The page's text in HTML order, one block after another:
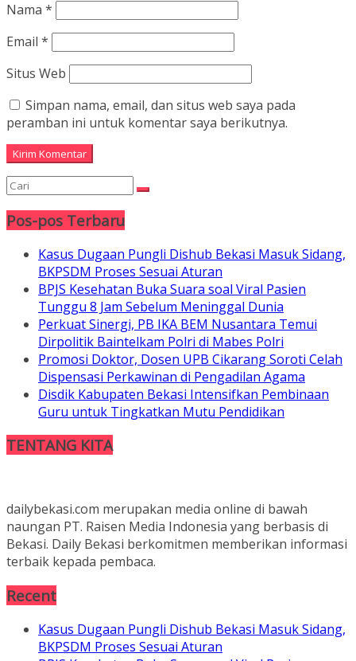
Nama *
Email *
Situs Web
Simpan nama, email, dan situs web saya pada
peramban ini untuk komentar saya berikutnya.
Pos-pos Terbaru
Kasus Dugaan Pungli Dishub Bekasi Masuk Sidang,
BKPSDM Proses Sesuai Aturan
BPJS Kesehatan Buka Suara soal Viral Pasien
Tunggu 8 Jam Sebelum Meninggal Dunia
Perkuat Sinergi, PB IKA BEM Nusantara Temui
Dirpolitik Baintelkam Polri di Mabes Polri
Promosi Doktor, Dosen UPB Cikarang Soroti Celah
Dispensasi Perkawinan di Pengadilan Agama
Disdik Kabupaten Bekasi Intensifkan Pembinaan
Guru untuk Tingkatkan Mutu Pendidikan
TENTANG KITA
dailybekasi.com merupakan media online di bawah
naungan PT. Raisen Media Indonesia yang berbasis di
Bekasi. Daily Bekasi berkomitmen memberikan informasi
terbaik kepada pembaca.
Recent
Kasus Dugaan Pungli Dishub Bekasi Masuk Sidang,
BKPSDM Proses Sesuai Aturan